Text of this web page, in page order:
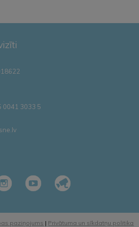
0041 3033 5
paziņojums | Privātuma un sīkdatņu politika